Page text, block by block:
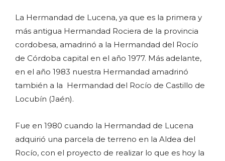
La Hermandad de Lucena, ya que es la primera y
más antigua Hermandad Rociera de la provincia
cordobesa, amadrinó a la Hermandad del Rocío
de Córdoba capital en el año 1977. Más adelante,
en el año 1983 nuestra Hermandad amadrinó
también a la Hermandad del Rocío de Castillo de
Locubín (Jaén).
Fue en 1980 cuando la Hermandad de Lucena
adquirió una parcela de terreno en la Aldea del
Rocío, con el proyecto de realizar lo que es hoy la